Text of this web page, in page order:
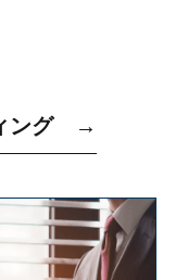
ング →